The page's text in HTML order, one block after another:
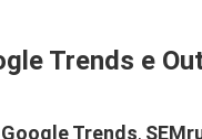
Trends e
Google Trends,